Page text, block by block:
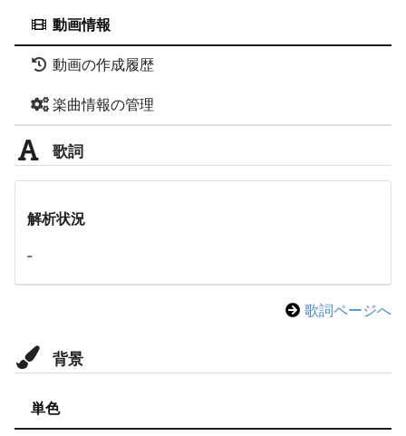
動画情報
動画の作成履歴
楽曲情報の管理
歌詞
解析状況
-
歌詞ページへ
背景
単色